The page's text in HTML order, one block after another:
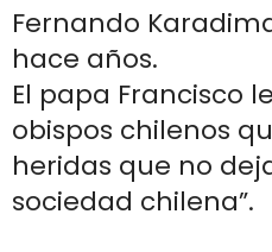
Fernando
hace años.
El papa Francisco
obispos chilenos
heridas que no
sociedad chilena”.